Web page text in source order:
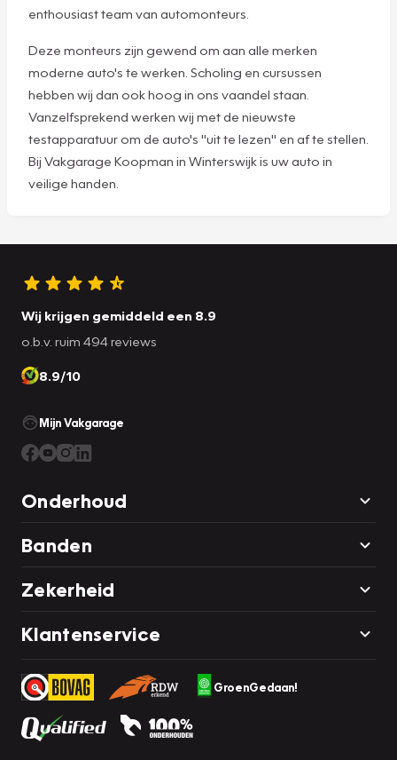
enthousiast team van automonteurs.
Deze monteurs zijn gewend om aan alle merken
moderne auto's te werken. Scholing en cursussen
hebben wij dan ook hoog in ons vaandel staan.
Vanzelfsprekend werken wij met de nieuwste
testapparatuur om de auto's "uit te lezen" en af te stellen.
Bij Vakgarage Koopman in Winterswijk is uw auto in
veilige handen.
Wij krijgen gemiddeld een 8.9
o.b.v. ruim 494 reviews
8.9/10
Mijn Vakgarage
Onderhoud
Banden
Zekerheid
Klantenservice
GroenGedaan!